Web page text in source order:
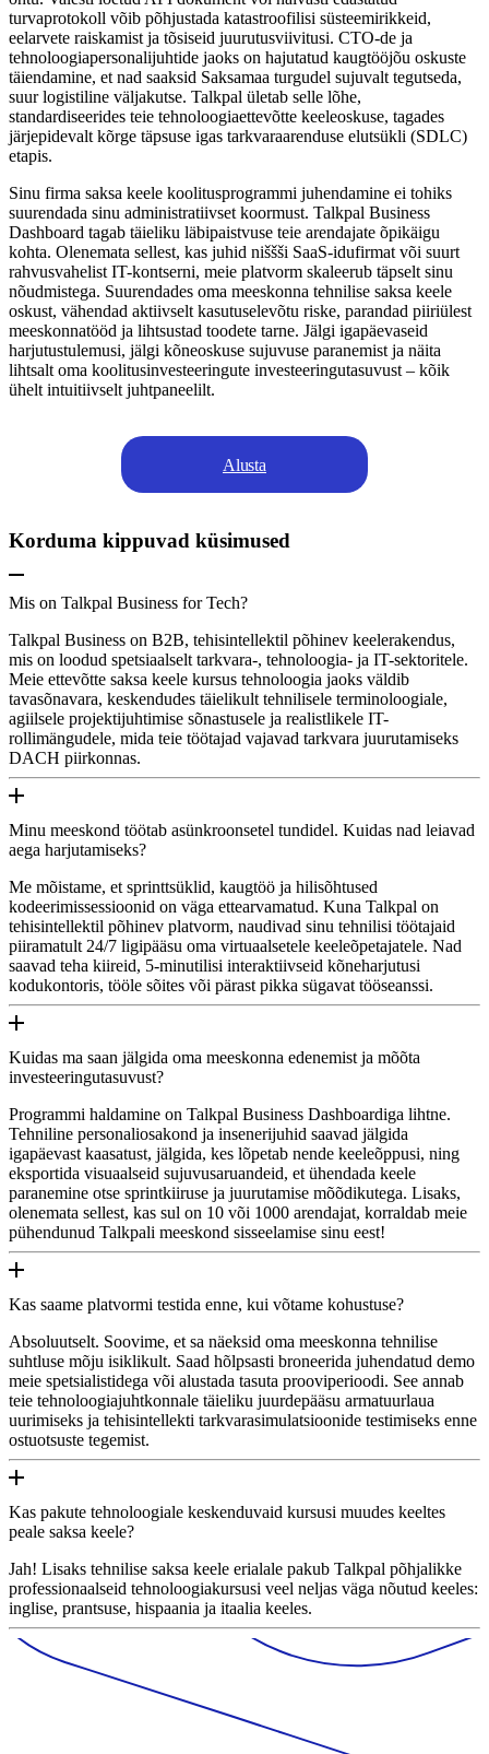
turvaprotokoll võib põhjustada katastroofilisi süsteemirikkeid,
eelarvete raiskamist ja tõsiseid juurutusviivitusi. CTO-de ja
tehnoloogiapersonalijuhtide jaoks on hajutatud kaugtööjõu oskuste
täiendamine, et nad saaksid Saksamaa turgudel sujuvalt tegutseda,
suur logistiline väljakutse. Talkpal ületab selle lõhe,
standardiseerides teie tehnoloogiaettevõtte keeleoskuse, tagades
järjepidevalt kõrge täpsuse igas tarkvaraarenduse elutsükli (SDLC)
etapis.
Sinu firma saksa keele koolitusprogrammi juhendamine ei tohiks
suurendada sinu administratiivset koormust. Talkpal Business
Dashboard tagab täieliku läbipaistvuse teie arendajate õpikäigu
kohta. Olenemata sellest, kas juhid niššši SaaS-idufirmat või suurt
rahvusvahelist IT-kontserni, meie platvorm skaleerub täpselt sinu
nõudmistega. Suurendades oma meeskonna tehnilise saksa keele
oskust, vähendad aktiivselt kasutuselevõtu riske, parandad piiriülest
meeskonnatööd ja lihtsustad toodete tarne. Jälgi igapäevaseid
harjutustulemusi, jälgi kõneoskuse sujuvuse paranemist ja näita
lihtsalt oma koolitusinvesteeringute investeeringutasuvust – kõik
ühelt intuitiivselt juhtpaneelilt.
Alusta
Korduma kippuvad küsimused
Mis on Talkpal Business for Tech?
Talkpal Business on B2B, tehisintellektil põhinev keelerakendus,
mis on loodud spetsiaalselt tarkvara-, tehnoloogia- ja IT-sektoritele.
Meie ettevõtte saksa keele kursus tehnoloogia jaoks väldib
tavasõnavara, keskendudes täielikult tehnilisele terminoloogiale,
agiilsele projektijuhtimise sõnastusele ja realistlikele IT-
rollimängudele, mida teie töötajad vajavad tarkvara juurutamiseks
DACH piirkonnas.
Minu meeskond töötab asünkroonsetel tundidel. Kuidas nad leiavad
aega harjutamiseks?
Me mõistame, et sprinttsüklid, kaugtöö ja hilisõhtused
kodeerimissessioonid on väga ettearvamatud. Kuna Talkpal on
tehisintellektil põhinev platvorm, naudivad sinu tehnilisi töötajaid
piiramatult 24/7 ligipääsu oma virtuaalsetele keeleõpetajatele. Nad
saavad teha kiireid, 5-minutilisi interaktiivseid kõneharjutusi
kodukontoris, tööle sõites või pärast pikka sügavat tööseanssi.
Kuidas ma saan jälgida oma meeskonna edenemist ja mõõta
investeeringutasuvust?
Programmi haldamine on Talkpal Business Dashboardiga lihtne.
Tehniline personaliosakond ja insenerijuhid saavad jälgida
igapäevast kaasatust, jälgida, kes lõpetab nende keeleõppusi, ning
eksportida visuaalseid sujuvusaruandeid, et ühendada keele
paranemine otse sprintkiiruse ja juurutamise mõõdikutega. Lisaks,
olenemata sellest, kas sul on 10 või 1000 arendajat, korraldab meie
pühendunud Talkpali meeskond sisseelamise sinu eest!
Kas saame platvormi testida enne, kui võtame kohustuse?
Absoluutselt. Soovime, et sa näeksid oma meeskonna tehnilise
suhtluse mõju isiklikult. Saad hõlpsasti broneerida juhendatud demo
meie spetsialistidega või alustada tasuta prooviperioodi. See annab
teie tehnoloogiajuhtkonnale täieliku juurdepääsu armatuurlaua
uurimiseks ja tehisintellekti tarkvarasimulatsioonide testimiseks enne
ostuotsuste tegemist.
Kas pakute tehnoloogiale keskenduvaid kursusi muudes keeltes
peale saksa keele?
Jah! Lisaks tehnilise saksa keele erialale pakub Talkpal põhjalikke
professionaalseid tehnoloogiakursusi veel neljas väga nõutud keeles:
inglise, prantsuse, hispaania ja itaalia keeles.